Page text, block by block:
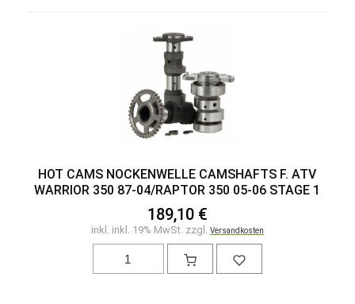
HOT CAMS NOCKENWELLE CAMSHAFTS F. ATV
WARRIOR 350 87-04/RAPTOR 350 05-06 STAGE 1
189,10 €
inkl. inkl. 19% MwSt. zzgl. Versandkosten